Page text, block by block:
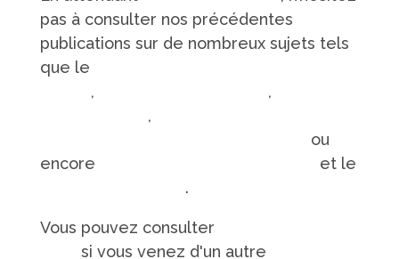
pas à consulter nos précédentes
publications sur de nombreux sujets tels
que le
, ,
,
ou
encore
et le
.
Vous pouvez consulter
si vous venez d'un autre